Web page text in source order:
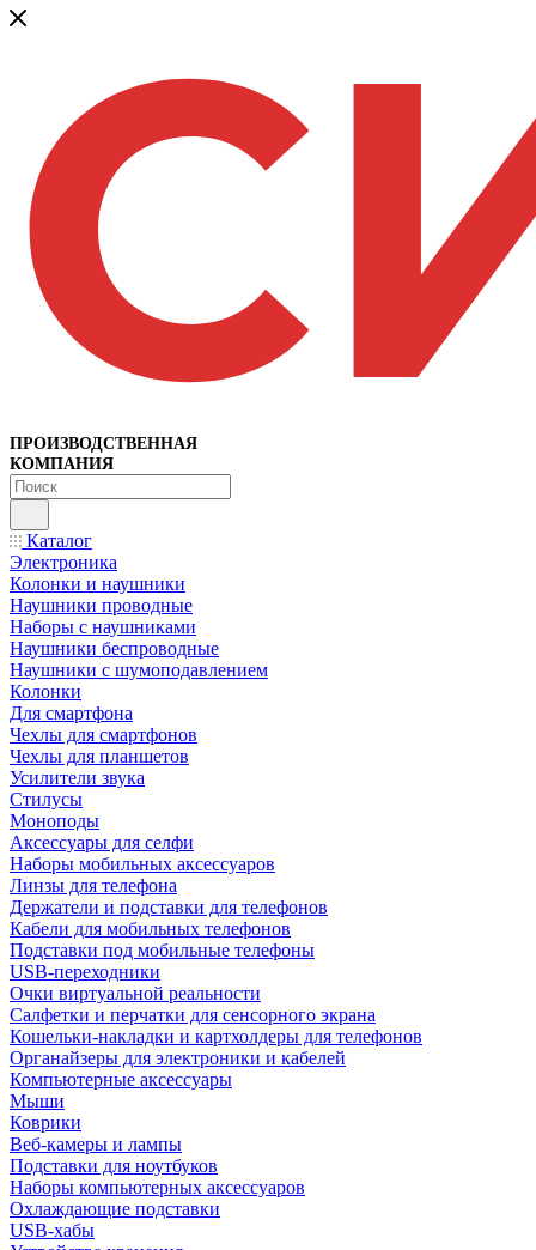
ПРОИЗВОДСТВЕННАЯ
КОМПАНИЯ
Каталог
Электроника
Колонки и наушники
Наушники проводные
Наборы с наушниками
Наушники беспроводные
Наушники с шумоподавлением
Колонки
Для смартфона
Чехлы для смартфонов
Чехлы для планшетов
Усилители звука
Стилусы
Моноподы
Аксессуары для селфи
Наборы мобильных аксессуаров
Линзы для телефона
Держатели и подставки для телефонов
Кабели для мобильных телефонов
Подставки под мобильные телефоны
USB-переходники
Очки виртуальной реальности
Салфетки и перчатки для сенсорного экрана
Кошельки-накладки и картхолдеры для телефонов
Органайзеры для электроники и кабелей
Компьютерные аксессуары
Мыши
Коврики
Веб-камеры и лампы
Подставки для ноутбуков
Наборы компьютерных аксессуаров
Охлаждающие подставки
USB-хабы